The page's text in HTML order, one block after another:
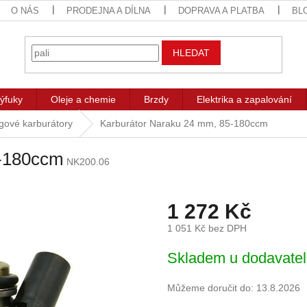
O NÁS PRODEJNA A DÍLNA DOPRAVA A PLATBA
HLEDAT
Oleje a chemie Brzdy Elektrika a zapalování
karburátory Karburátor Naraku 24 mm, 85-180ccm
NK200.06
1 272 Kč
1 051 Kč bez DPH
cena:
Skladem u
Můžeme doručit do: 13.8.2026